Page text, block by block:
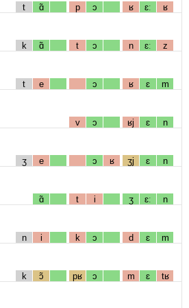
t ɑ̃ p ɔ ʁ ɛː ʁ
k ɑ̃ t ɔ n ɛː z
t e ɔ ʁ ɛ m
v ɔ ʁj ɛ n
ʒ e ɔ ʁ ʒj ɛ n
ɑ̃ t i ʒ ɛː n
n i k ɔ d ɛ m
k ɔ̃ pʁ ɔ m ɛ tʁ